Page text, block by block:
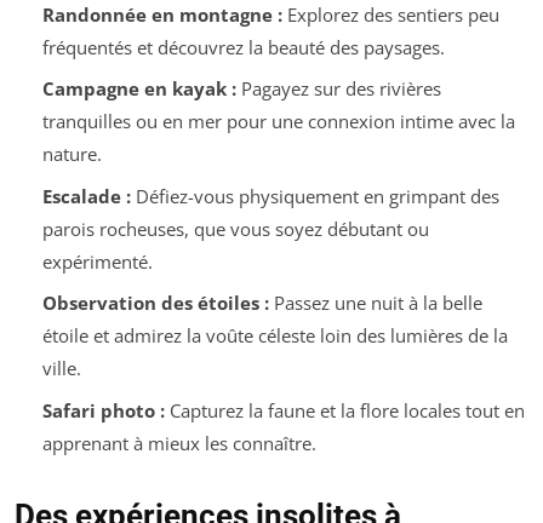
Randonnée en montagne :Explorez des sentiers peu
fréquentés et découvrez la beauté des paysages.
Campagne en kayak :Pagayez sur des rivières
tranquilles ou en mer pour une connexion intime avec la
nature.
Escalade :Défiez-vous physiquement en grimpant des
parois rocheuses, que vous soyez débutant ou
expérimenté.
Observation des étoiles :Passez une nuit à la belle
étoile et admirez la voûte céleste loin des lumières de la
ville.
Safari photo :Capturez la faune et la flore locales tout en
apprenant à mieux les connaître.
Des expériences insolites à